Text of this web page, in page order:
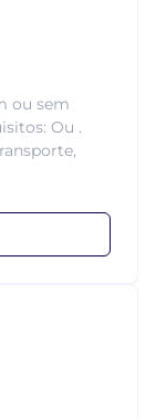
ou sem
Ou .